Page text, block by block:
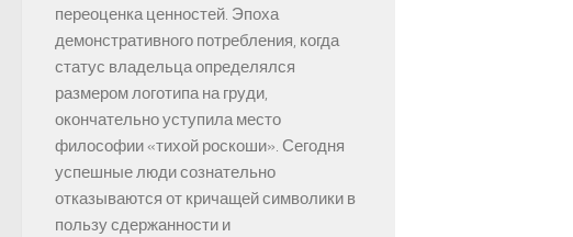
переоценка ценностей. Эпоха
демонстративного потребления, когда
статус владельца определялся
размером логотипа на груди,
окончательно уступила место
философии «тихой роскоши». Сегодня
успешные люди сознательно
отказываются от кричащей символики в
пользу сдержанности и